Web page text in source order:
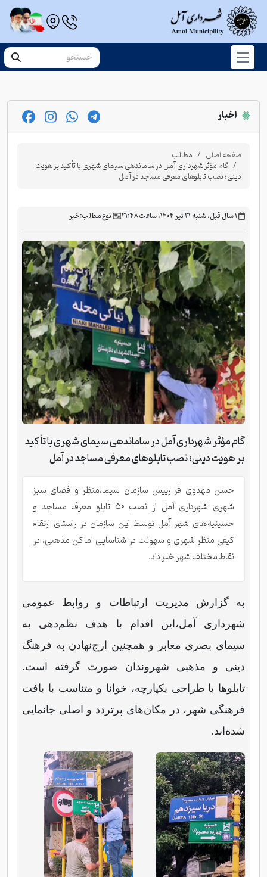
اخبار
صفحه اصلی مطالب
گام مؤثر شهرداری آمل در ساماندهی سیمای شهری با تأکید بر هویت
دینی؛ نصب تابلوهای معرفی مساجد در آمل
‫۱ سال قبل، شنبه ۲۱ تیر ۱۴۰۴، ساعت ۲۱:۴۸ نوع مطلب:خبر
گام مؤثر شهرداری آمل در ساماندهی سیمای شهری با تأکید
بر هویت دینی؛ نصب تابلوهای معرفی مساجد در آمل
حسن مهدوی فر رییس سازمان سیما،منظر و فضای سبز
شهری شهرداری آمل از نصب ۵۰ تابلو معرف مساجد و
حسینیه‌های شهر آمل توسط این سازمان در راستای ارتقاء
کیفی منظر شهری و سهولت در شناسایی اماکن مذهبی، در
نقاط مختلف شهر خبر داد.
به گزارش مدیریت ارتباطات و روابط عمومی
شهرداری آمل، این اقدام با هدف نظم‌دهی به
سیمای بصری معابر و همچنین ارج‌نهادن به فرهنگ
دینی و مذهبی شهروندان صورت گرفته است.
تابلوها با طراحی یکپارچه، خوانا و متناسب با بافت
فرهنگی شهر، در مکان‌های پرتردد و اصلی جانمایی
شده‌اند.